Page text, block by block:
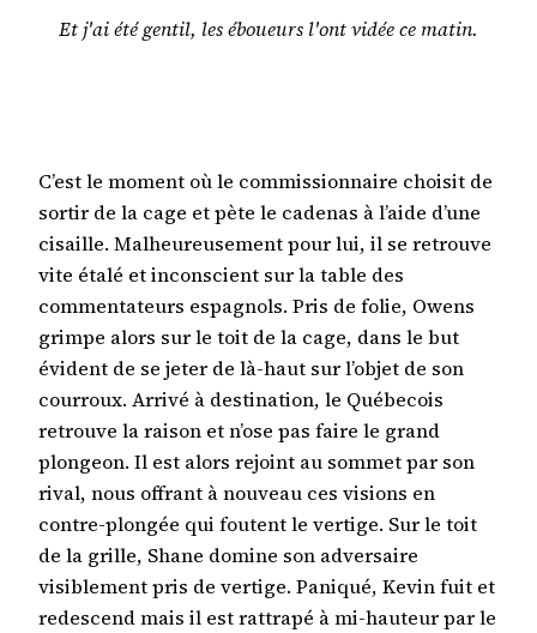
Et j'ai été gentil, les éboueurs l'ont vidée ce matin.
C’est le moment où le commissionnaire choisit de
sortir de la cage et pète le cadenas à l’aide d’une
cisaille. Malheureusement pour lui, il se retrouve
vite étalé et inconscient sur la table des
commentateurs espagnols. Pris de folie, Owens
grimpe alors sur le toit de la cage, dans le but
évident de se jeter de là-haut sur l’objet de son
courroux. Arrivé à destination, le Québecois
retrouve la raison et n’ose pas faire le grand
plongeon. Il est alors rejoint au sommet par son
rival, nous offrant à nouveau ces visions en
contre-plongée qui foutent le vertige. Sur le toit
de la grille, Shane domine son adversaire
visiblement pris de vertige. Paniqué, Kevin fuit et
redescend mais il est rattrapé à mi-hauteur par le